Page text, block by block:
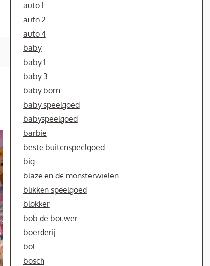
auto 1
auto 2
auto 4
baby
baby 1
baby 3
baby born
baby speelgoed
babyspeelgoed
barbie
beste buitenspeelgoed
big
blaze en de monsterwielen
blikken speelgoed
blokker
bob de bouwer
boerderij
bol
bosch